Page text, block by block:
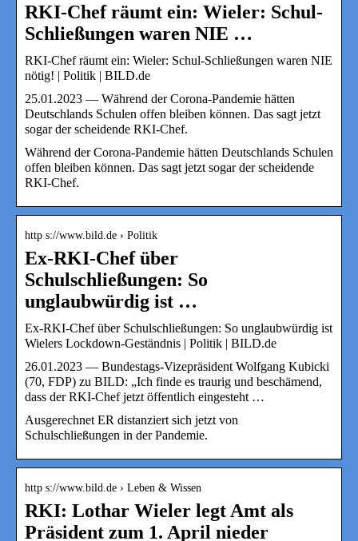
RKI-Chef räumt ein: Wieler: Schul-
Schließungen waren NIE …
RKI-Chef räumt ein: Wieler: Schul-Schließungen waren NIE
nötig! | Politik | BILD.de
25.01.2023 — Während der Corona-Pandemie hätten
Deutschlands Schulen offen bleiben können. Das sagt jetzt
sogar der scheidende RKI-Chef.
Während der Corona-Pandemie hätten Deutschlands Schulen
offen bleiben können. Das sagt jetzt sogar der scheidende
RKI-Chef.
http s://www.bild.de › Politik
Ex-RKI-Chef über
Schulschließungen: So
unglaubwürdig ist …
Ex-RKI-Chef über Schulschließungen: So unglaubwürdig ist
Wielers Lockdown-Geständnis | Politik | BILD.de
26.01.2023 — Bundestags-Vizepräsident Wolfgang Kubicki
(70, FDP) zu BILD: „Ich finde es traurig und beschämend,
dass der RKI-Chef jetzt öffentlich eingesteht …
Ausgerechnet ER distanziert sich jetzt von
Schulschließungen in der Pandemie.
http s://www.bild.de › Leben & Wissen
RKI: Lothar Wieler legt Amt als
Präsident zum 1. April nieder